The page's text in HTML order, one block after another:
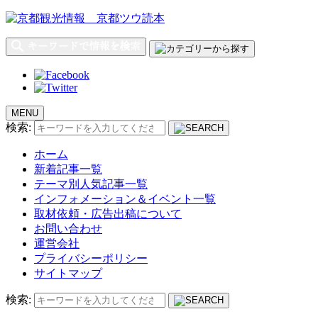
MENU
検索:
ホーム
新着記事一覧
テーマ別人気記事一覧
インフォメーション＆イベント一覧
取材依頼・広告出稿について
お問い合わせ
運営会社
プライバシーポリシー
サイトマップ
検索: